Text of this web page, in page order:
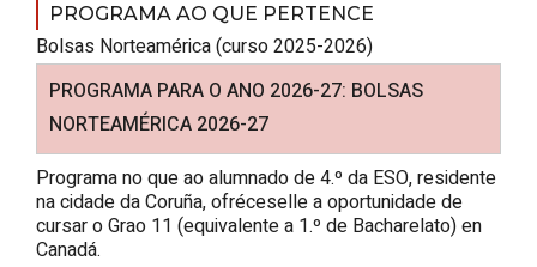
PROGRAMA AO QUE PERTENCE
Bolsas Norteamérica (curso 2025-2026)
PROGRAMA PARA O ANO 2026-27: BOLSAS
NORTEAMÉRICA 2026-27
Programa no que ao alumnado de 4.º da ESO, residente
na cidade da Coruña, ofréceselle a oportunidade de
cursar o Grao 11 (equivalente a 1.º de Bacharelato) en
Canadá.